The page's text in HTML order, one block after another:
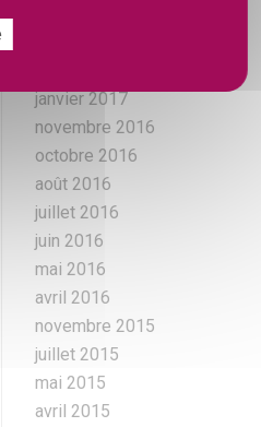
janvier 2017
novembre 2016
octobre 2016
août 2016
juillet 2016
juin 2016
mai 2016
avril 2016
novembre 2015
juillet 2015
mai 2015
avril 2015